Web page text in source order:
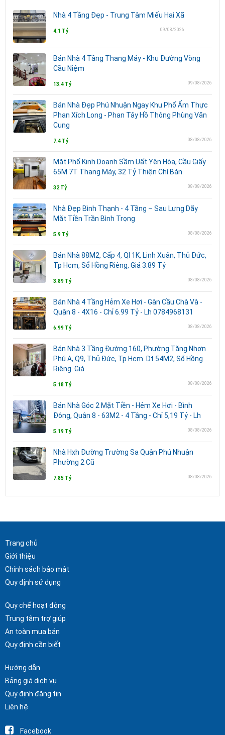
Nhà 4 Tầng Đẹp - Trung Tâm Miếu Hai Xã
4.1 Tỷ 09/08/2026
Bán Nhà 4 Tầng Thang Máy - Khu Đường Vòng
Cầu Niệm
13.4 Tỷ 09/08/2026
Bán Nhà Đẹp Phú Nhuận Ngay Khu Phố Ẩm Thực
Phan Xích Long - Phan Tây Hồ Thông Phùng Văn
Cung
7.4 Tỷ 08/08/2026
Mặt Phố Kinh Doanh Sầm Uất Yên Hòa, Cầu Giấy
65M 7T Thang Máy, 32 Tỷ Thiện Chí Bán
32 Tỷ 08/08/2026
Nhà Đẹp Bình Thạnh - 4 Tầng – Sau Lưng Dãy
Mặt Tiền Trần Bình Trọng
5.9 Tỷ 08/08/2026
Bán Nhà 88M2, Cấp 4, Ql 1K, Linh Xuân, Thủ Đức,
Tp Hcm, Sổ Hồng Riêng, Giá 3.89 Tỷ
3.89 Tỷ 08/08/2026
Bán Nhà 4 Tầng Hẻm Xe Hơi - Gàn Cầu Chà Và -
Quận 8 - 4X16 - Chỉ 6.99 Tỷ - Lh 0784968131
6.99 Tỷ 08/08/2026
Bán Nhà 3 Tầng Đường 160, Phường Tăng Nhơn
Phú A, Q9, Thủ Đức, Tp Hcm. Dt 54M2, Sổ Hồng
Riêng. Giá
5.18 Tỷ 08/08/2026
Bán Nhà Góc 2 Mặt Tiền - Hẻm Xe Hơi - Bình
Đông, Quận 8 - 63M2 - 4 Tầng - Chỉ 5,19 Tỷ - Lh
5.19 Tỷ 08/08/2026
Nhà Hxh Đường Trường Sa Quận Phú Nhuận
Phường 2 Cũ
7.85 Tỷ 08/08/2026
Trang chủ
Giới thiệu
Chính sách bảo mật
Quy định sử dụng
Quy chế hoạt động
Trung tâm trợ giúp
An toàn mua bán
Quy định cần biết
Hướng dẫn
Bảng giá dịch vụ
Quy định đăng tin
Liên hệ
Facebook